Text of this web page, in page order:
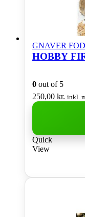
GNAVER
HOBBY
0 out of 5
250,00 kr. inkl.
Quick
View